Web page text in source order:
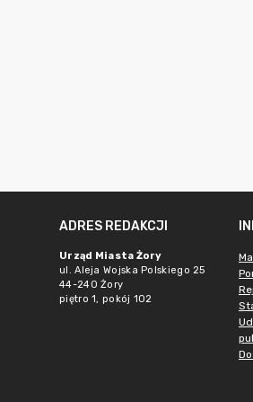
ADRES REDAKCJI
Urząd Miasta Żory
ul. Aleja Wojska Polskiego 25
44-240 Żory
piętro 1, pokój 102